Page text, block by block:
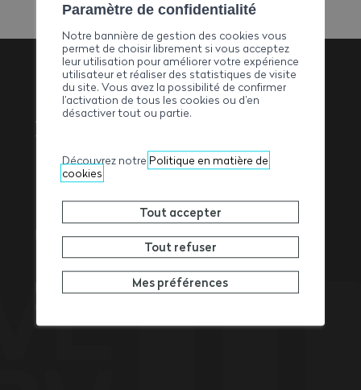
Association
Valaisanne des
Entrepreneurs
Rue de l’Avenir 11
Tél. +41 27 327 32 32
Fax +41 27 327 32 82
Paramètre de confidentialité
Notre bannière de gestion des cookies vous
permet de choisir librement si vous acceptez
leur utilisation pour améliorer votre expérience
utilisateur et réaliser des statistiques de visite
du site. Vous avez la possibilité de confirmer
l’activation de tous les cookies ou d’en
désactiver tout ou partie.
Découvrez notre Politique en matière de
cookies
Tout accepter
Tout refuser
Mes préférences